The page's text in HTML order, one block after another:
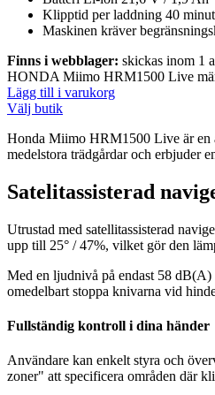
Klipptid per laddning 40
Maskinen kräver
Finns i webblager: skickas inom 1
HONDA Miimo HRM1500 Live
Lägg till i varukorg
Välj butik
Honda Miimo HRM1500 Live är en
medelstora trädgårdar och erbjuder
Satelitassisterad
Utrustad med satellitassisterad
upp till 25° / 47%, vilket gör den
Med en ljudnivå på endast 58 dB(A)
omedelbart stoppa knivarna vid
Fullständig kontroll i dina händer
Användare kan enkelt styra och
zoner" att specificera områden där